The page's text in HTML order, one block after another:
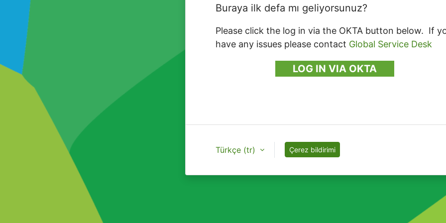
Buraya ilk defa mı geliyorsunuz?
Please click the log in via the OKTA button below. If
have any issues please contact Global Service Desk
LOG IN VIA OKTA
Türkçe ‎(tr)‎ Çerez bildirimi